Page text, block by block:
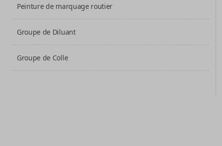
Peinture de marquage routier
Groupe de Diluant
Groupe de Colle